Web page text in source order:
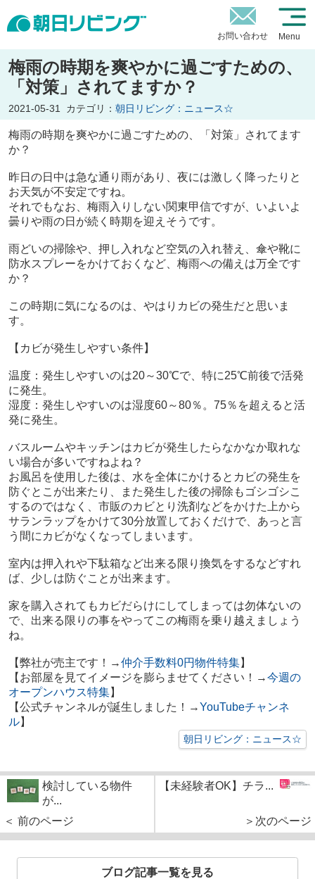
お問い合わせ Menu
梅雨の時期を爽やかに過ごすための、
「対策」されてますか？
2021-05-31 カテゴリ： 朝日リビング：ニュース☆
梅雨の時期を爽やかに過ごすための、「対策」されてます
か？
昨日の日中は急な通り雨があり、夜には激しく降ったりと
お天気が不安定ですね。
それでもなお、梅雨入りしない関東甲信ですが、いよいよ
曇りや雨の日が続く時期を迎えそうです。
雨どいの掃除や、押し入れなど空気の入れ替え、傘や靴に
防水スプレーをかけておくなど、梅雨への備えは万全です
か？
この時期に気になるのは、やはりカビの発生だと思いま
す。
【カビが発生しやすい条件】
温度：発生しやすいのは20～30℃で、特に25℃前後で活発
に発生。
湿度：発生しやすいのは湿度60～80％。75％を超えると活
発に発生。
バスルームやキッチンはカビが発生したらなかなか取れな
い場合が多いですねよね？
お風呂を使用した後は、水を全体にかけるとカビの発生を
防ぐとこが出来たり、また発生した後の掃除もゴシゴシこ
するのではなく、市販のカビとり洗剤などをかけた上から
サランラップをかけて30分放置しておくだけで、あっと言
う間にカビがなくなってしまいます。
室内は押入れや下駄箱など出来る限り換気をするなどすれ
ば、少しは防ぐことが出来ます。
家を購入されてもカビだらけにしてしまっては勿体ないの
で、出来る限りの事をやってこの梅雨を乗り越えましょう
ね。
【弊社が売主です！→仲介手数料0円物件特集】
【お部屋を見てイメージを膨らませてください！→今週の
オープンハウス特集】
【公式チャンネルが誕生しました！→YouTubeチャンネ
ル】
朝日リビング：ニュース☆
検討している物件
が...
＜ 前のページ
【未経験者OK】チラ...
＞次のページ
ブログ記事一覧を見る